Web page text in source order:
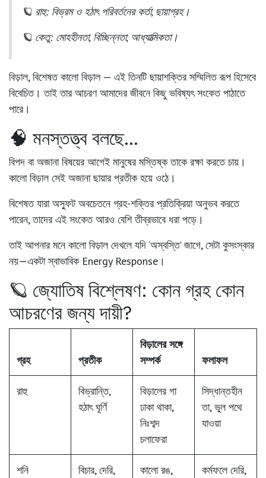
🪐 রাহু: বিভ্রম ও হঠাৎ পরিবর্তনের কর্তা, ছায়াগ্রহ।
🪐 কেতু: মোহহীনতা, বিচ্ছিন্নতা, আধ্যাত্মিকতা।
বিড়াল, বিশেষত কালো বিড়াল — এই তিনটি ছায়াশক্তির সম্মিলিত রূপ হিসেবে
বিবেচিত। তাই তার আচরণ আমাদের জীবনে কিছু ভবিষ্যৎ সংকেত পাঠাতে
পারে।
🧠 মনস্তত্ত্ব বলছে…
বিপদ বা অজানা বিষয়ের আগেই মানুষের মস্তিষ্ক তাকে রক্ষা করতে চায়।
কালো বিড়াল সেই অজানা ছায়ার প্রতীক হয়ে ওঠে।
বিশেষত যারাঅস্ফুট অবচেতনে গ্রহ-শক্তির প্রতিক্রিয়া অনুভব করতে
পারেন, তাদের এই সংকেত আরও বেশি তীব্রভাবে ধরা পড়ে।
তাই আপনার মনে কালো বিড়াল দেখলে যদি ‘অস্বস্তি’ জাগে, সেটা কুসংস্কার
নয়—একটা স্বাভাবিক Energy Response।
🪐 জ্যোতিষ বিশ্লেষণ: কোন গ্রহ কোন
আচরণের জন্য দায়ী?
গ্রহ প্রতীক
বিড়ালের সঙ্গে
সম্পর্ক
ফলাফল
রাহু
বিভ্রান্তি,
হঠাৎ ঘূর্ণি
বিড়ালের গা
ঢাকা থাকা,
নিঃশব্দ
চলাফেরা
সিদ্ধান্তহীন
তা, ভুল পথে
যাওয়া
শনি
বিচার, দেরি,
কালো রঙ,
কর্মফলে দেরি,